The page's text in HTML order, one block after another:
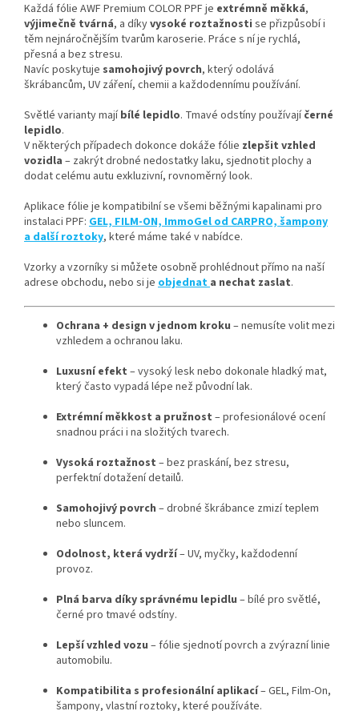
Každá fólie AWF Premium COLOR PPF je extrémně měkká,
výjimečně tvárná, a díkyvysoké roztažnosti se přizpůsobí i
těm nejnáročnějším tvarům karoserie. Práce s ní je rychlá,
přesná a bez stresu.
Navíc poskytuje samohojivý povrch, který odolává
škrábancům, UV záření, chemii a každodennímu používání.
Světlé varianty majíbílé lepidlo. Tmavé odstíny používajíčerné
lepidlo.
V některých případech dokonce dokáže fólie zlepšit vzhled
vozidla – zakrýt drobné nedostatky laku, sjednotit plochy a
dodat celému autu exkluzivní, rovnoměrný look.
Aplikace fólie je kompatibilní se všemi běžnými kapalinami pro
instalaci PPF: GEL, FILM-ON, ImmoGel od CARPRO, šampony
a další roztoky, které máme také v nabídce.
Vzorky a vzorníky si můžete osobně prohlédnout přímo na naší
adrese obchodu, nebo si je objednata nechat zaslat.
Ochrana + design v jednom kroku – nemusíte volit mezi
vzhledem a ochranou laku.
Luxusní efekt – vysoký lesk nebo dokonale hladký mat,
který často vypadá lépe než původní lak.
Extrémní měkkost a pružnost – profesionálové ocení
snadnou práci i na složitých tvarech.
Vysoká roztažnost – bez praskání, bez stresu,
perfektní dotažení detailů.
Samohojivý povrch – drobné škrábance zmizí teplem
nebo sluncem.
Odolnost, která vydrží– UV, myčky, každodenní
provoz.
Plná barva díky správnému lepidlu – bílé pro světlé,
černé pro tmavé odstíny.
Lepší vzhled vozu – fólie sjednotí povrch a zvýrazní linie
automobilu.
Kompatibilita s profesionální aplikací– GEL, Film-On,
šampony, vlastní roztoky, které používáte.